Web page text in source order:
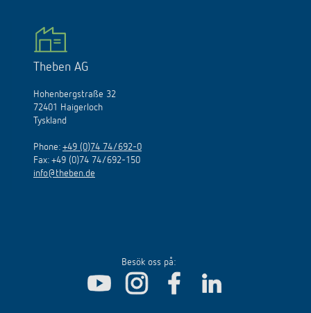
Theben AG
Hohenbergstraße 32
72401 Haigerloch
Tyskland
Phone: +49 (0)74 74/692-0
Fax: +49 (0)74 74/692-150
info@theben.de
Besök oss på: